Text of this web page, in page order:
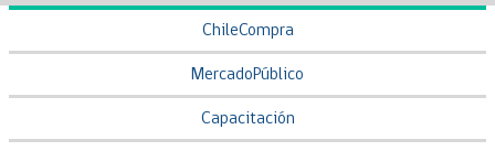
ChileCompra
MercadoPúblico
Capacitación